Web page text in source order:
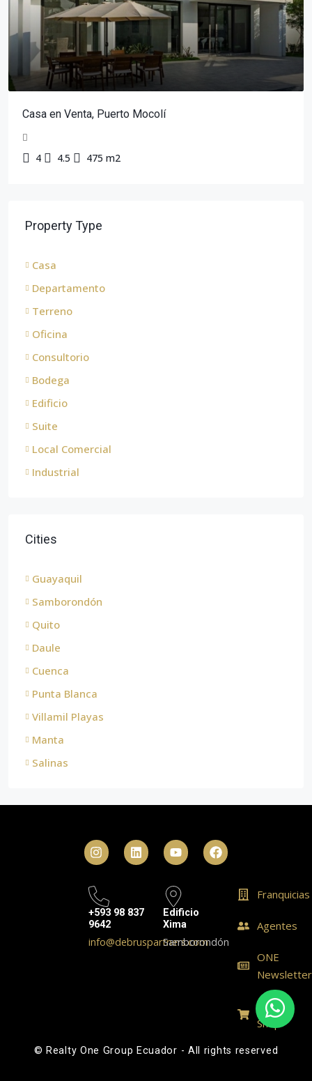
Casa en Venta, Puerto Mocolí
4 4.5 475 m2
Property Type
Casa
Departamento
Terreno
Oficina
Consultorio
Bodega
Edificio
Suite
Local Comercial
Industrial
Cities
Guayaquil
Samborondón
Quito
Daule
Cuenca
Punta Blanca
Villamil Playas
Manta
Salinas
+593 98 837
9642
info@debruspartners.com
Edificio
Xima
Samborondón
Franquicias
Agentes
ONE
Newsletter
ONE
Shop
© Realty One Group Ecuador - All rights reserved